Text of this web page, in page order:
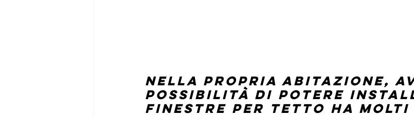
Nella propria abitazione,
possibilità di potere
finestre per tetto ha molti